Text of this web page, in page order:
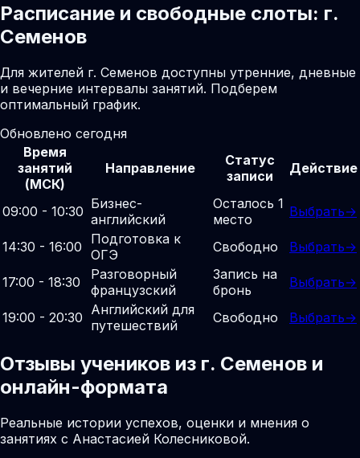
Расписание и свободные слоты: г.
Семенов
Для жителей г. Семенов доступны утренние, дневные
и вечерние интервалы занятий. Подберем
оптимальный график.
Обновлено сегодня
Время
занятий
(МСК)
Направление
Статус
записи
Действие
09:00 - 10:30 Бизнес-
английский
Осталось 1
место
Выбрать→
14:30 - 16:00
Подготовка к
ОГЭ
Свободно Выбрать→
17:00 - 18:30
Разговорный
французский
Запись на
бронь
Выбрать→
19:00 - 20:30 Английский для
путешествий
Свободно Выбрать→
Отзывы учеников из г. Семенов и
онлайн-формата
Реальные истории успехов, оценки и мнения о
занятиях с Анастасией Колесниковой.